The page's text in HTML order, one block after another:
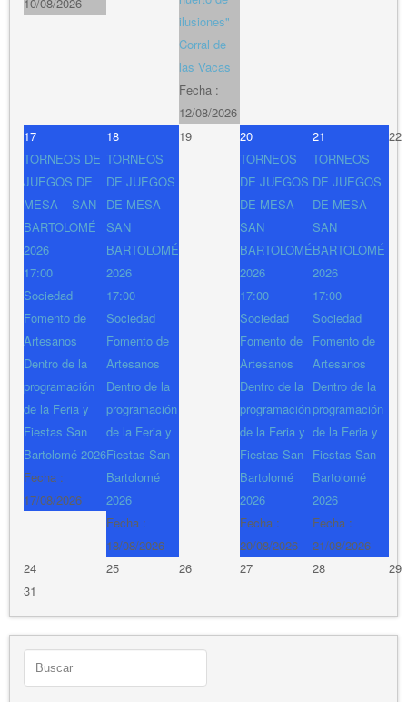
ilusiones"
Corral de
las Vacas
Fecha :
12/08/2026
17
TORNEOS DE
JUEGOS DE
MESA – SAN
BARTOLOMÉ
2026
17:00
Sociedad
Fomento de
Artesanos
Dentro de la
programación
de la Feria y
Fiestas San
Bartolomé 2026
Fecha :
17/08/2026
18
TORNEOS
DE JUEGOS
DE MESA –
SAN
BARTOLOMÉ
2026
17:00
Sociedad
Fomento de
Artesanos
Dentro de la
programación
de la Feria y
Fiestas San
Bartolomé
2026
Fecha :
18/08/2026
19
20
TORNEOS
DE JUEGOS
DE MESA –
SAN
BARTOLOMÉ
2026
17:00
Sociedad
Fomento de
Artesanos
Dentro de la
programación
de la Feria y
Fiestas San
Bartolomé
2026
Fecha :
20/08/2026
21
TORNEOS
DE JUEGOS
DE MESA –
SAN
BARTOLOMÉ
2026
17:00
Sociedad
Fomento de
Artesanos
Dentro de la
programación
de la Feria y
Fiestas San
Bartolomé
2026
Fecha :
21/08/2026
22
24 25 26 27 28
29
31